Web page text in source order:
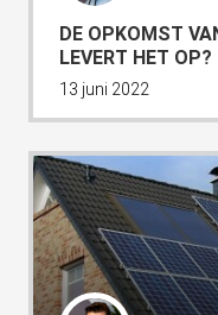
DE OPKOMST
LEVERT HET OP?
13 juni 2022